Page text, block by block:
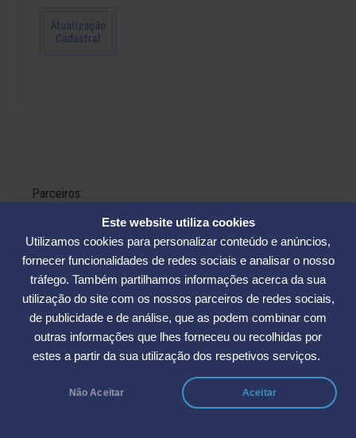
Este website utiliza cookies
Utilizamos cookies para personalizar conteúdo e anúncios,
fornecer funcionalidades de redes sociais e analisar o nosso
tráfego. Também partilhamos informações acerca da sua
utilização do site com os nossos parceiros de redes sociais,
de publicidade e de análise, que as podem combinar com
outras informações que lhes forneceu ou recolhidas por
estes a partir da sua utilização dos respetivos serviços.
Não Aceitar Aceitar
Parceiros:
Avenida César Seara, 560 - Florianópolis | Telefones: (48) 3234-2986
- (48) 3234-2089 - (48) 3233-5370. | E-mail:elase@elase.com.br
Sede de Praia: Rua Elke Hering, 70, Barra da Lagoa - Florianópolis |
Telefone 48 3365-5789 | E-mail:sedepraia@elase.com.br